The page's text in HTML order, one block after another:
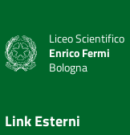
Liceo Scientifico
Enrico Fermi
Bologna
Link Esterni